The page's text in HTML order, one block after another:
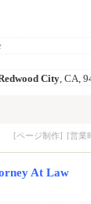
City, CA,
[ページ制作] [営業
At Law